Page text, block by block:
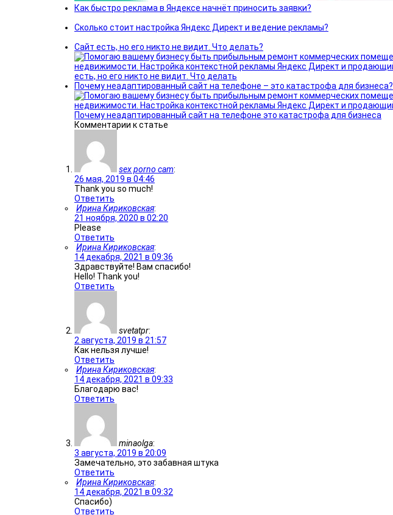
Как быстро реклама в Яндексе начнёт приносить заявки?
Сколько стоит настройка Яндекс Директ и ведение рекламы?
Сайт есть, но его никто не видит. Что делать?
Почему неадаптированный сайт на телефоне – это катастрофа для бизнеса?
Комментарии к статье
sex porno cam:
26 мая, 2019 в 04:46
Thank you so much!
Ответить
Ирина Кириковская:
21 ноября, 2020 в 02:20
Please
Ответить
Ирина Кириковская:
14 декабря, 2021 в 09:36
Здравствуйте! Вам спасибо!
Hello! Thank you!
Ответить
svetatpr:
2 августа, 2019 в 21:57
Как нельзя лучше!
Ответить
Ирина Кириковская:
14 декабря, 2021 в 09:33
Благодарю вас!
Ответить
minaolga:
3 августа, 2019 в 20:09
Замечательно, это забавная штука
Ответить
Ирина Кириковская:
14 декабря, 2021 в 09:32
Спасибо)
Ответить